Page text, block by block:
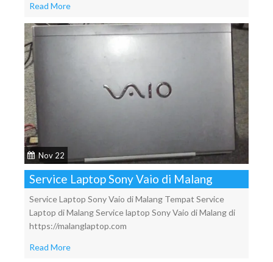
Read More
Nov 22
Service Laptop Sony Vaio di Malang
Service Laptop Sony Vaio di Malang Tempat Service
Laptop di Malang Service laptop Sony Vaio di Malang di
https://malanglaptop.com
Read More